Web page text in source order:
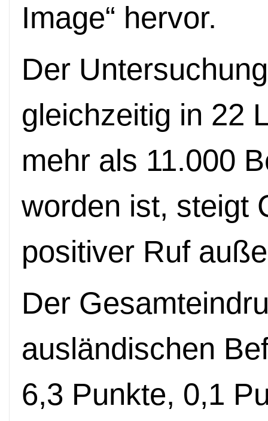
Image“ hervor.
Der
gleichzeitig in 22
mehr als 11.000
worden ist, steigt
positiver Ruf
Der
ausländischen
6,3 Punkte, 0,1